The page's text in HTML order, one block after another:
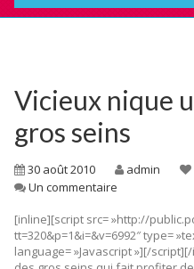
Vicieux nique
gros seins
30 août 2010 admin
Un commentaire
[inline][script src= »http://
tt=320&p=1&i=&v=6992″ type=
language= »Javascript »][/